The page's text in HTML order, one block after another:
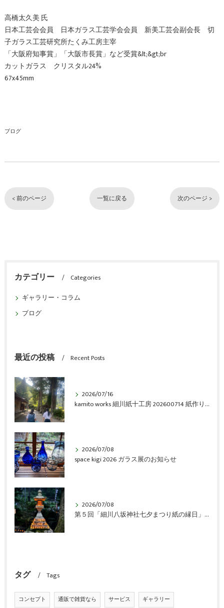
高橋太久美 氏
日本工芸会会員 日本ガラス工芸学会会員 新美工芸会副会長 切
子ガラス工芸研究所たくみ工房主宰
「大阪府知事賞」「大阪市長賞」など受賞&lt;&gt;br
カットガラス クリスタル24%
67x45mm
ブログ
< 前のページ 一覧に戻る 次のページ >
カテゴリー
Categories
ギャラリー・コラム
ブログ
最近の投稿 Recent Posts
2026/07/16
kamito works 細川紙十工房 202600714 紙作り体験会 vol.6 アルバム
2026/07/08
space kigi 2026 ガラス展のお知らせ
2026/07/08
第５回「細川八坂神社七夕まつり紙の縁日」開催のご報告
タグ Tags
コンセプト 通販で雑貨なら サービス ギャラリー